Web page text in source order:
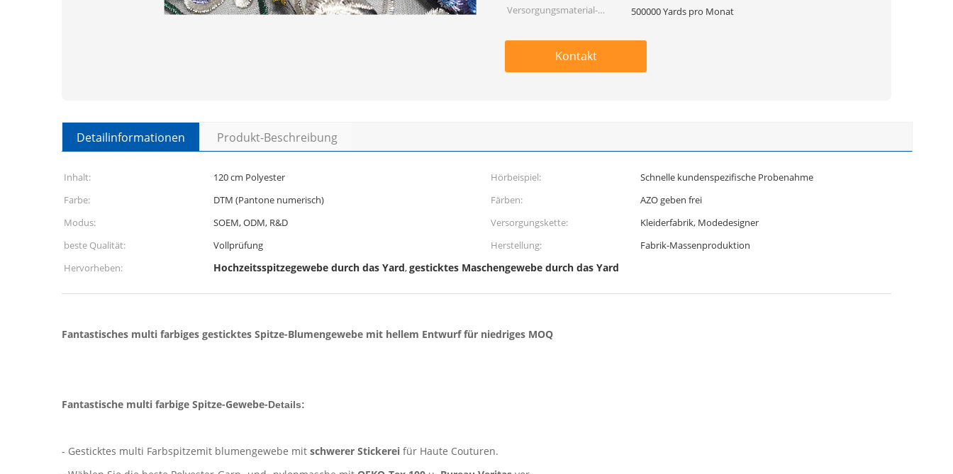
Versorgungsmaterial-
500000 Yards pro Monat
Kontakt
Detailinformationen Produkt-Beschreibung
Inhalt: 120 cm Polyester Hörbeispiel:
Schnelle kundenspezifische Probenahme
Farbe:
DTM (Pantone numerisch) Färben:
AZO geben frei
Modus:
SOEM, ODM, R&D Versorgungskette:
Kleiderfabrik, Modedesigner
beste Qualität:
Vollprüfung Herstellung:
Fabrik-Massenproduktion
Hervorheben:
Hochzeitsspitzegewebe durch das Yard,gesticktes Maschengewebe durch das Yard
Fantastisches multi farbiges gesticktes Spitze-Blumengewebe mit hellem Entwurf für niedriges MOQ
Fantastische multi farbige Spitze-Gewebe-Details:
- Gesticktes multi Farbspitzemit blumengewebe mit schwerer Stickerei für Haute Couturen.